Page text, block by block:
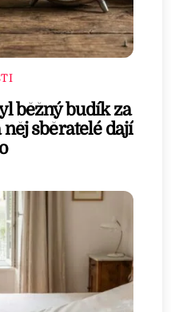
běžný budík za
sběratelé dají